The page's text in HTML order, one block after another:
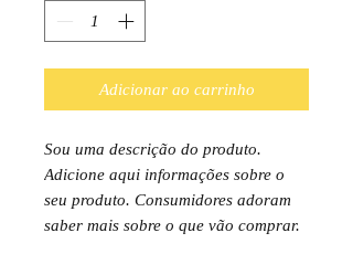
Adicionar ao carrinho
Sou uma descrição do produto.
Adicione aqui informações sobre o
seu produto. Consumidores adoram
saber mais sobre o que vão comprar.